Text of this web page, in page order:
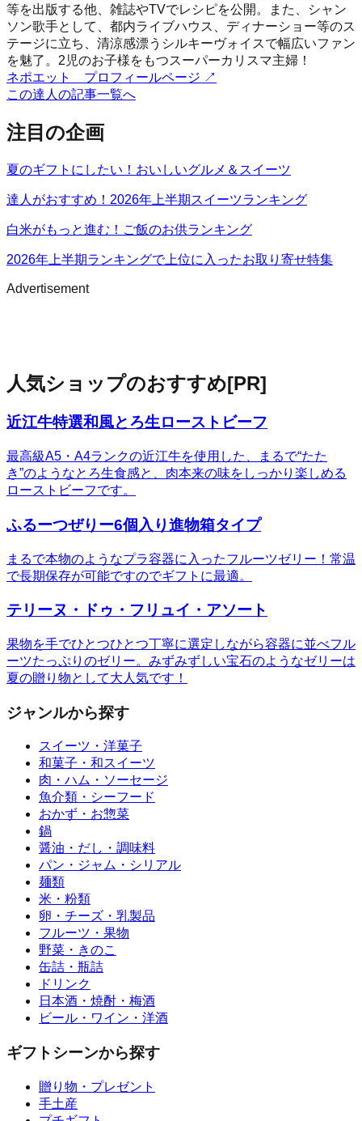
等を出版する他、雑誌やTVでレシピを公開。また、シャン
ソン歌手として、都内ライブハウス、ディナーショー等のス
テージに立ち、清涼感漂うシルキーヴォイスで幅広いファン
を魅了。2児のお子様をもつスーパーカリスマ主婦！
ネポエット プロフィールページ ↗
この達人の記事一覧へ
注目の企画
夏のギフトにしたい！おいしいグルメ＆スイーツ
達人がおすすめ！2026年上半期スイーツランキング
白米がもっと進む！ご飯のお供ランキング
2026年上半期ランキングで上位に入ったお取り寄せ特集
Advertisement
人気ショップのおすすめ[PR]
近江牛特選和風とろ生ローストビーフ
最高級A5・A4ランクの近江牛を使用した、まるで“たた
き”のようなとろ生食感と、肉本来の味をしっかり楽しめる
ローストビーフです。
ふるーつぜりー6個入り進物箱タイプ
まるで本物のようなプラ容器に入ったフルーツゼリー！常温
で長期保存が可能ですのでギフトに最適。
テリーヌ・ドゥ・フリュイ・アソート
果物を手でひとつひとつ丁寧に選定しながら容器に並べフル
ーツたっぷりのゼリー。みずみずしい宝石のようなゼリーは
夏の贈り物として大人気です！
ジャンルから探す
スイーツ・洋菓子
和菓子・和スイーツ
肉・ハム・ソーセージ
魚介類・シーフード
おかず・お惣菜
鍋
醤油・だし・調味料
パン・ジャム・シリアル
麺類
米・粉類
卵・チーズ・乳製品
フルーツ・果物
野菜・きのこ
缶詰・瓶詰
ドリンク
日本酒・焼酎・梅酒
ビール・ワイン・洋酒
ギフトシーンから探す
贈り物・プレゼント
手土産